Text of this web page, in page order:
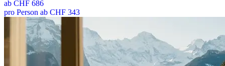
ab CHF 686
pro Person ab CHF 343